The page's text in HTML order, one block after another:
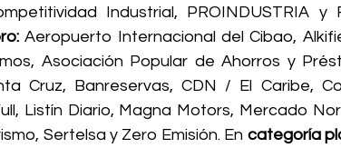
Industrial, PROINDUSTRIA y
Aeropuerto Internacional del Cibao,
Asociación Popular de Ahorros y
Cruz, Banreservas, CDN / El Caribe,
Listín Diario, Magna Motors, Mercado
Sertelsa y Zero Emisión. En categoría